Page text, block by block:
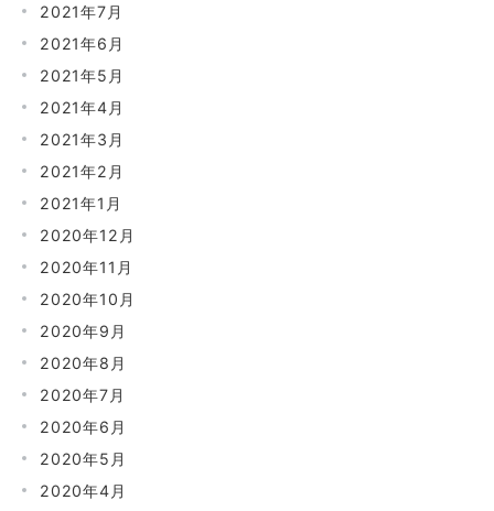
2021年7月
2021年6月
2021年5月
2021年4月
2021年3月
2021年2月
2021年1月
2020年12月
2020年11月
2020年10月
2020年9月
2020年8月
2020年7月
2020年6月
2020年5月
2020年4月